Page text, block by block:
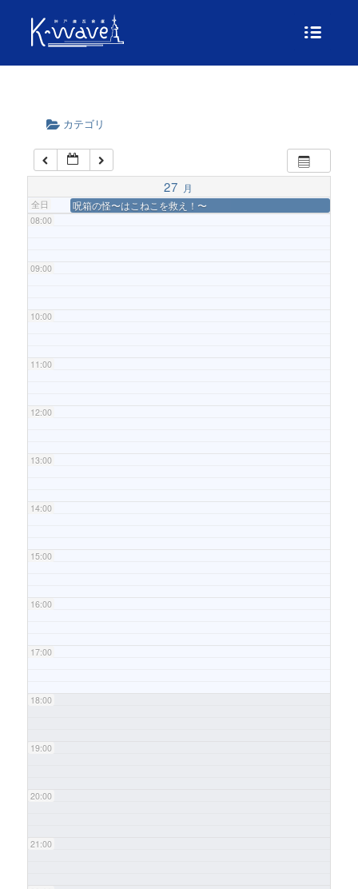
カテゴリ
27 月
全日 呪箱の怪〜はこねこを救え！〜
04:00
06:00
07:00
08:00
09:00
10:00
11:00
12:00
13:00
14:00
15:00
16:00
17:00
18:00
19:00
20:00
21:00